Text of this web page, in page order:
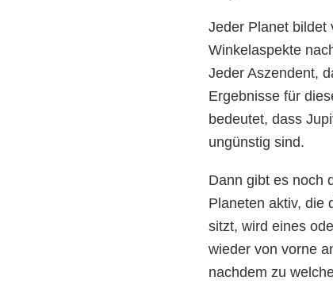
Jeder Planet bildet
Winkelaspekte
Jeder Aszendent,
Ergebnisse für
bedeutet, dass
ungünstig sind.
Dann gibt es noch
Planeten aktiv, die
sitzt, wird eines
wieder von vorne
nachdem zu